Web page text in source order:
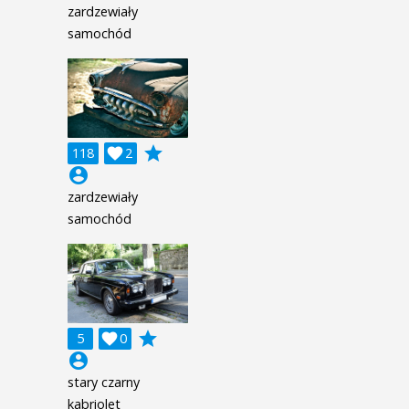
zardzewiały
samochód
118 2

grade
account_circle
zardzewiały
samochód
5 0

grade
account_circle
stary czarny
kabriolet